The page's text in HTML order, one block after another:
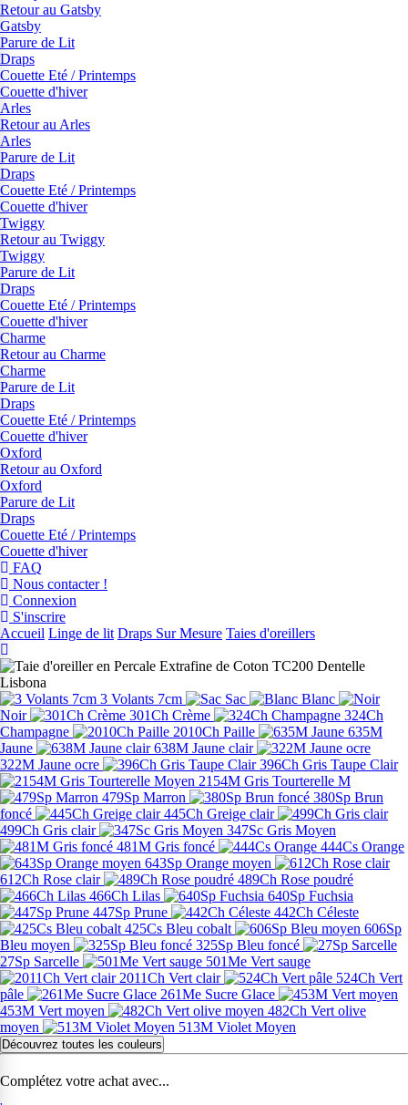
Retour au Gatsby
Gatsby
Parure de Lit
Draps
Couette Eté / Printemps
Couette d'hiver
Arles
Retour au Arles
Arles
Parure de Lit
Draps
Couette Eté / Printemps
Couette d'hiver
Twiggy
Retour au Twiggy
Twiggy
Parure de Lit
Draps
Couette Eté / Printemps
Couette d'hiver
Charme
Retour au Charme
Charme
Parure de Lit
Draps
Couette Eté / Printemps
Couette d'hiver
Oxford
Retour au Oxford
Oxford
Parure de Lit
Draps
Couette Eté / Printemps
Couette d'hiver
FAQ
Nous contacter !
Connexion
S'inscrire
Accueil Linge de lit Draps Sur Mesure Taies d'oreillers
3 Volants 7cm Sac
Blanc
Noir
301Ch Crème
324Ch
Champagne
2010Ch Paille
635M
Jaune
638M Jaune clair
322M Jaune ocre
396Ch Gris Taupe Clair
2154M Gris Tourterelle M
479Sp Marron
380Sp Brun
foncé
445Ch Greige clair
499Ch Gris clair
347Sc Gris Moyen
481M Gris foncé
444Cs Orange
643Sp Orange moyen
612Ch Rose clair
489Ch Rose poudré
466Ch Lilas
640Sp Fuchsia
447Sp Prune
442Ch Céleste
425Cs Bleu cobalt
606Sp
Bleu moyen
325Sp Bleu foncé
27Sp Sarcelle
501Me Vert sauge
2011Ch Vert clair
524Ch Vert
pâle
261Me Sucre Glace
453M Vert moyen
482Ch Vert olive
moyen
513M Violet Moyen
Découvrez toutes les couleurs
Complétez votre achat avec...